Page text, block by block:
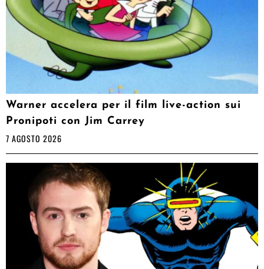
Warner accelera per il film live-action sui
Pronipoti con Jim Carrey
7 AGOSTO 2026